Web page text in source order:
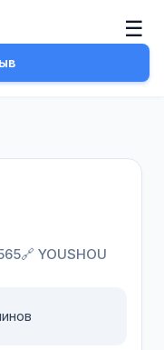
☰
🔗 YOUSHOU